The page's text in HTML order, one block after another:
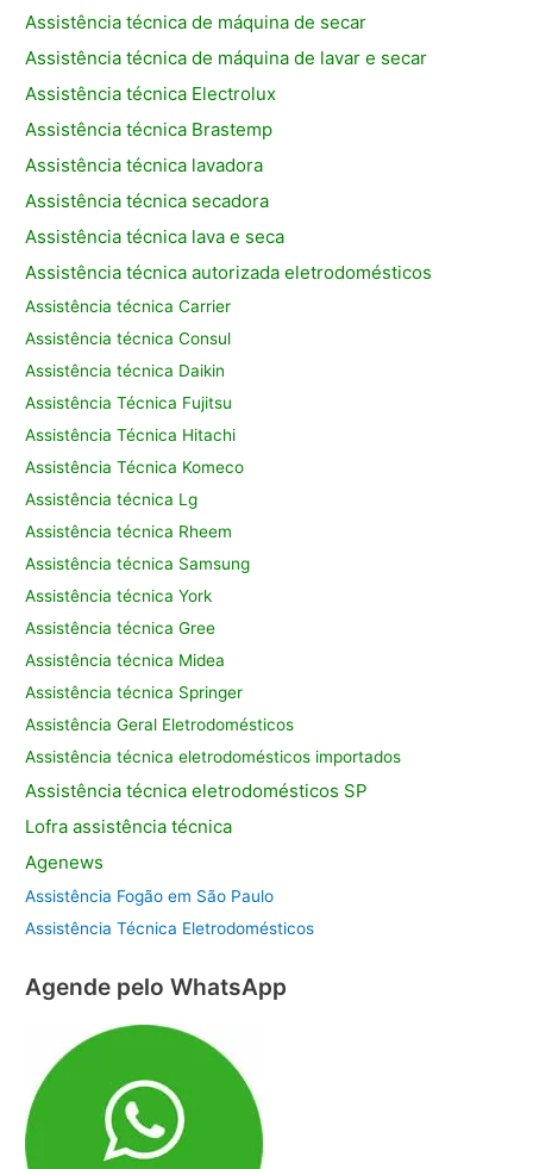
Assistência técnica de máquina de secar
Assistência técnica de máquina de lavar e secar
Assistência técnica Electrolux
Assistência técnica Brastemp
Assistência técnica lavadora
Assistência técnica secadora
Assistência técnica lava e seca
Assistência técnica autorizada eletrodomésticos
Assistência técnica Carrier
Assistência técnica Consul
Assistência técnica Daikin
Assistência Técnica Fujitsu
Assistência Técnica Hitachi
Assistência Técnica Komeco
Assistência técnica Lg
Assistência técnica Rheem
Assistência técnica Samsung
Assistência técnica York
Assistência técnica Gree
Assistência técnica Midea
Assistência técnica Springer
Assistência Geral Eletrodomésticos
Assistência técnica eletrodomésticos importados
Assistência técnica eletrodomésticos SP
Lofra assistênciatécnica
Agenews
Assistência Fogão em São Paulo
Assistência Técnica Eletrodomésticos
Agende pelo WhatsApp